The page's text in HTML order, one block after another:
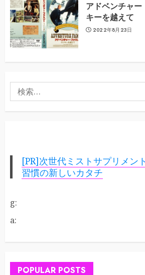
アドベンチャ
キーを越えて
2022年8月23日
索:
[PR]次世代ミストサプリメン
習慣の新しいカタチ
g:
a:
POPULAR POSTS